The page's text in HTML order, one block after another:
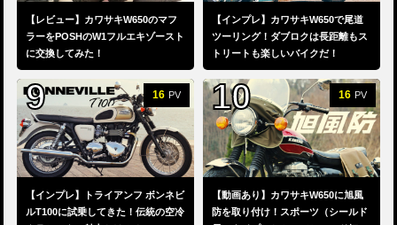
【レビュー】カワサキW650のマフ
ラーをPOSHのW1フルエキゾースト
に交換してみた！
【インプレ】カワサキW650で尾道
ツーリング！ダブロクは長距離もス
トリートも楽しいバイクだ！
16 PV
【インプレ】トライアンフ ボンネビ
ルT100に試乗してきた！伝統の空冷
16 PV
【動画あり】カワサキW650に旭風
防を取り付け！スポーツ（シールド